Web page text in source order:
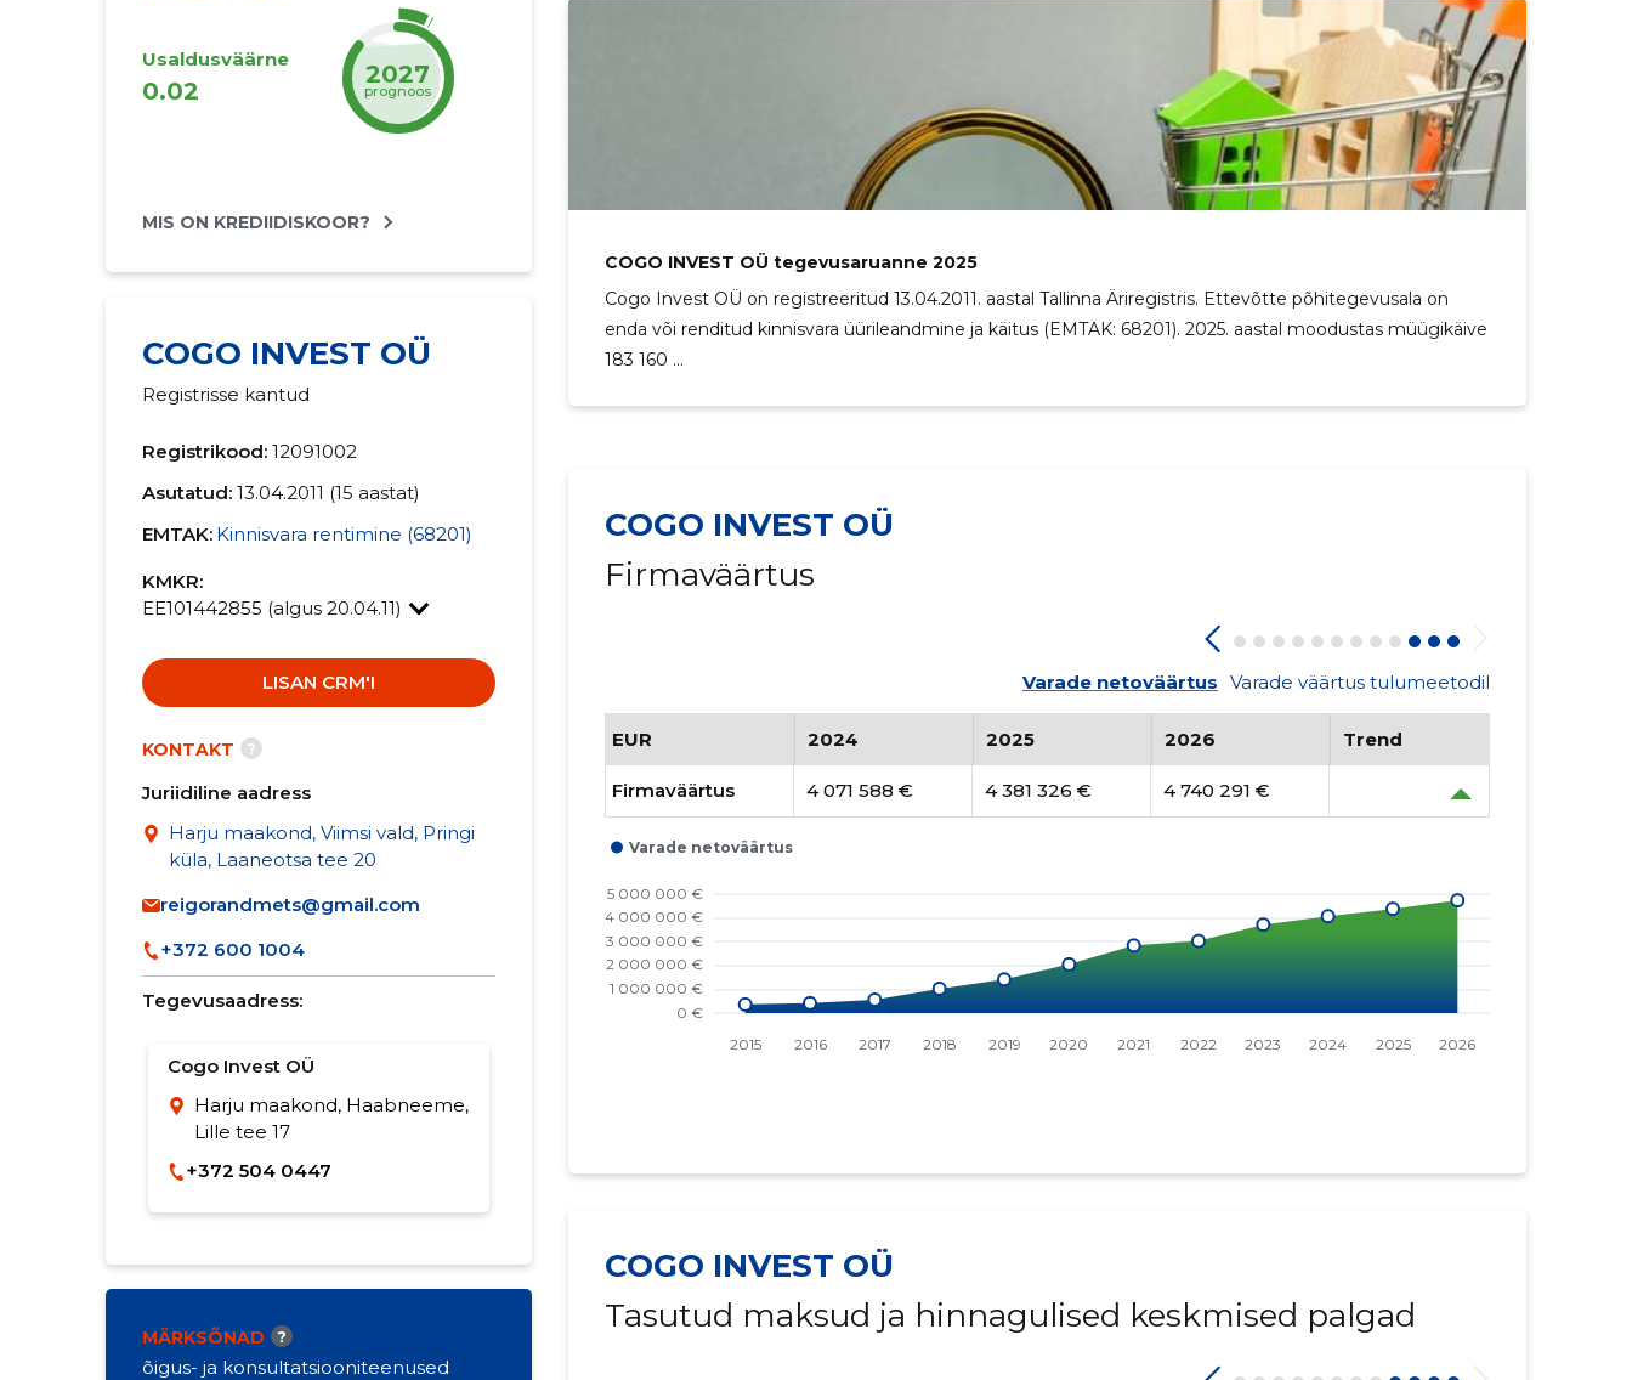
Usaldusväärne
0.02
2027
prognoos
MIS ON KREDIIDISKOOR?
COGO INVEST OÜ
Registrisse kantud
Registrikood: 12091002
Asutatud: 13.04.2011 (15 aastat)
EMTAK: Kinnisvara rentimine (68201)
KMKR:
EE101442855 (algus 20.04.11)
LISAN CRM'I
KONTAKT ?
Juriidiline aadress
Harju maakond, Viimsi vald, Pringi
küla, Laaneotsa tee 20
reigorandmets@gmail.com
+372 600 1004
Tegevusaadress:
Cogo Invest OÜ
Harju maakond, Haabneeme,
Lille tee 17
+372 504 0447
MÄRKSÕNAD ?
õigus- ja konsultatsiooniteenused
COGO INVEST OÜ tegevusaruanne 2025
Cogo Invest OÜ on registreeritud 13.04.2011. aastal Tallinna Äriregistris. Ettevõtte põhitegevusala on
enda või renditud kinnisvara üürileandmine ja käitus (EMTAK: 68201). 2025. aastal moodustas müügikäive
183 160 ...
COGO INVEST OÜ
Firmaväärtus
Varade netoväärtus Varade väärtus tulumeetodil
EUR 2024 2025 2026 Trend
Firmaväärtus 4 071 588 € 4 381 326 € 4 740 291 €
COGO INVEST OÜ
Tasutud maksud ja hinnagulised keskmised palgad